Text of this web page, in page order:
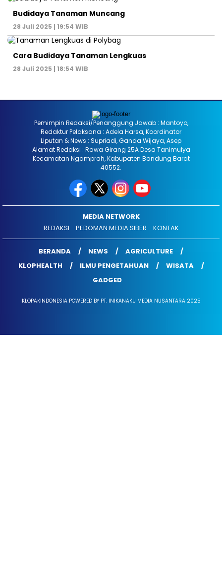
Budidaya Tanaman Muncang
28 Juli 2025 | 19:54 WIB
Cara Budidaya Tanaman Lengkuas
28 Juli 2025 | 18:54 WIB
Pemimpin Redaksi/Penanggung Jawab : Mantoyo,
Redaktur Pelaksana : Adela Harsa, Koordinator
Liputan & News : Supriadi, Ganda Wijaya, Asep
Alamat Redaksi : Rawa Girang 25A Desa Tanimulya
Kecamatan Ngamprah, Kabupaten Bandung Barat
40552.
MEDIA NETWORK
REDAKSI
PEDOMAN MEDIA SIBER KONTAK
BERANDA NEWS
AGRICULTURE
KLOPHEALTH
ILMU PENGETAHUAN
WISATA
GADGED
KLOPAKINDONESIA POWERED BY PT. INIKANAKU MEDIA NUSANTARA 2025